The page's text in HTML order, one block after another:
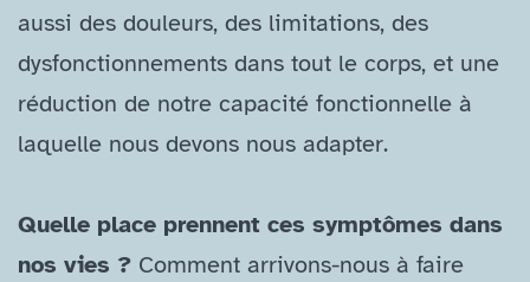
aussi des douleurs, des limitations, des
dysfonctionnements dans tout le corps, et une
réduction de notre capacité fonctionnelle à
laquelle nous devons nous adapter.
Quelle place prennent ces symptômes dans
nos vies ? Comment arrivons-​nous à faire